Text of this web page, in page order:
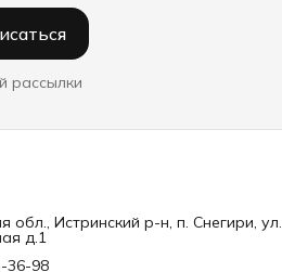
рассылки
обл., Истринский р-н, п. Снегири, ул.
д.1
36-98